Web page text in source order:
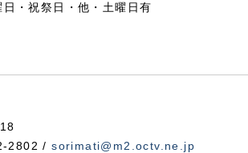
・祝祭日・他・土曜日有
2802 /sorimati@m2.octv.ne.jp